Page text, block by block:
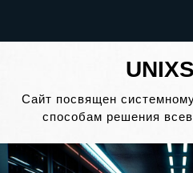
Сайт посвящен
способам решения